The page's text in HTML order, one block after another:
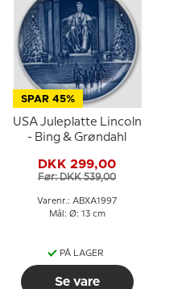
SPAR 45%
USA Juleplatte Lincoln
- Bing & Grøndahl
DKK 299,00
Før: DKK 539,00
Varenr.: ABXA1997
Mål: Ø: 13 cm
PÅ LAGER
Se vare